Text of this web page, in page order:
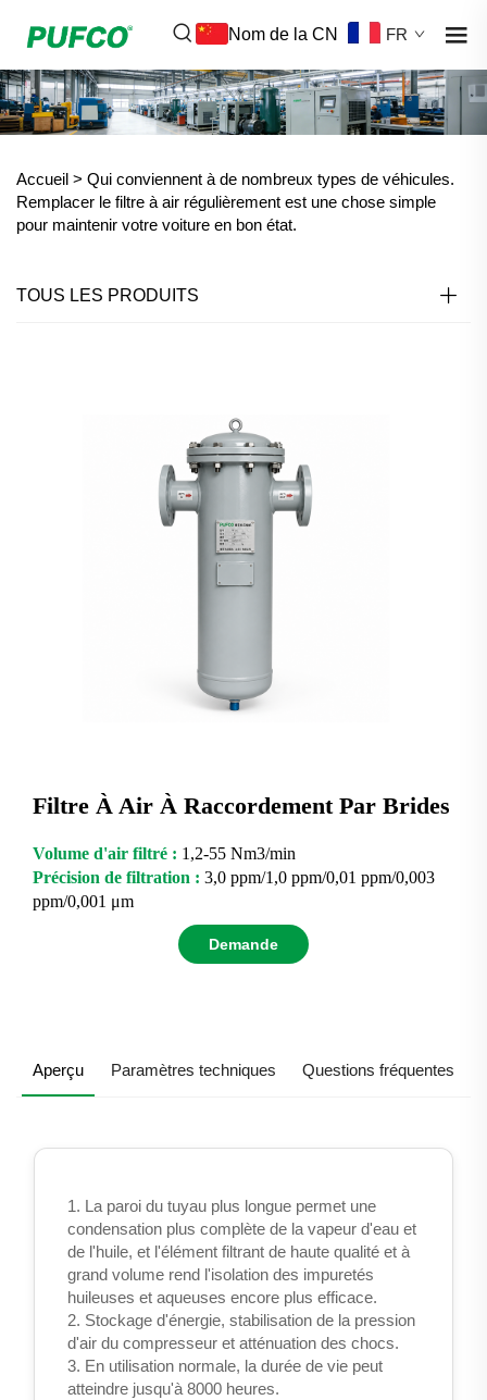
Nom de la CN FR
Accueil > Qui conviennent à de nombreux types de véhicules.
Remplacer le filtre à air régulièrement est une chose simple
pour maintenir votre voiture en bon état.
TOUS LES PRODUITS
Filtre À Air À Raccordement Par Brides
Volume d'air filtré : 1,2-55 Nm3/min
Précision de filtration : 3,0 ppm/1,0 ppm/0,01 ppm/0,003
ppm/0,001 μm
Demande
Aperçu Paramètres techniques Questions fréquentes
1. La paroi du tuyau plus longue permet une
condensation plus complète de la vapeur d'eau et
de l'huile, et l'élément filtrant de haute qualité et à
grand volume rend l'isolation des impuretés
huileuses et aqueuses encore plus efficace.
2. Stockage d'énergie, stabilisation de la pression
d'air du compresseur et atténuation des chocs.
3. En utilisation normale, la durée de vie peut
atteindre jusqu'à 8000 heures.